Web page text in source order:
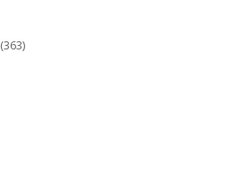
363